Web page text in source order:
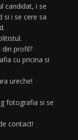
si i se cere sa
profil?
cu pricina si
ureche!
fotografia si se
contact!